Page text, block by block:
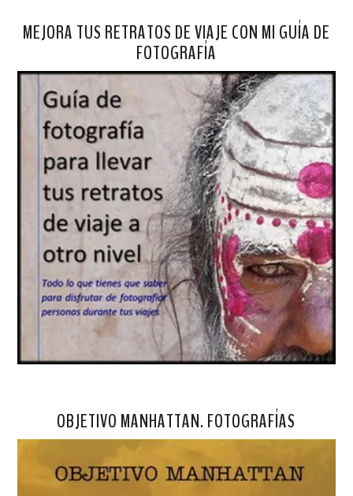
MEJORA TUS RETRATOS DE VIAJE CON MI GUÍA DE
FOTOGRAFÍA
OBJETIVO MANHATTAN. FOTOGRAFÍAS